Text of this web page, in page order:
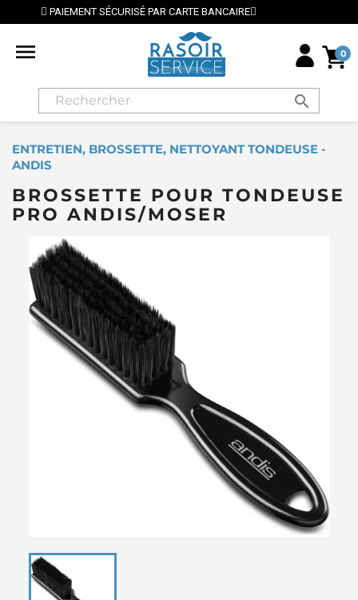
⭐ LIVRAISON GRATUITE EN FRANCE
 0
search
ENTRETIEN, BROSSETTE, NETTOYANT TONDEUSE -
ANDIS
BROSSETTE POUR TONDEUSE
PRO ANDIS/MOSER